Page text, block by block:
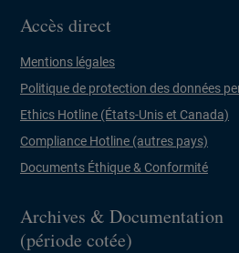
Accès direct
Mentions légales
Politique de protection des données
Ethics Hotline (États-Unis et Canada)
Compliance Hotline (autres pays)
Documents Éthique & Conformité
Archives & Documentation
(période cotée)